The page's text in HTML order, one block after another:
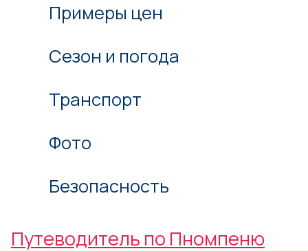
Примеры цен
Сезон и погода
Транспорт
Фото
Безопасность
Путеводитель по Пномпеню